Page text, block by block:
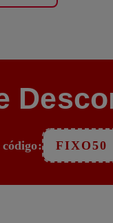
código: FIXO50